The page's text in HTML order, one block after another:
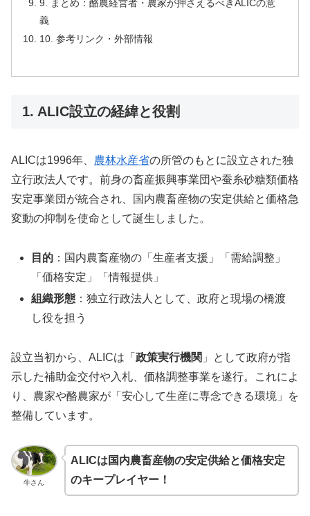
9. まとめ：酪農経営者・農家が押さえるべきALICの意
義
10. 参考リンク・外部情報
1. ALIC設立の経緯と役割
ALICは1996年、 農林水産省の所管のもとに設立された独
立行政法人です。前身の畜産振興事業団や蚕糸砂糖類価格
安定事業団が統合され、国内農畜産物の安定供給と価格急
変動の抑制を使命として誕生しました。
目的 ：国内農畜産物の「生産者支援」「需給調整」
「価格安定」「情報提供」
組織形態 ：独立行政法人として、政府と現場の橋渡
し役を担う
設立当初から、ALICは「 政策実行機関 」として政府が指
示した補助金交付や入札、価格調整事業を遂行。これによ
り、農家や酪農家が「安心して生産に専念できる環境」を
整備しています。
牛さん
ALICは国内農畜産物の安定供給と価格安定
のキープレイヤー！